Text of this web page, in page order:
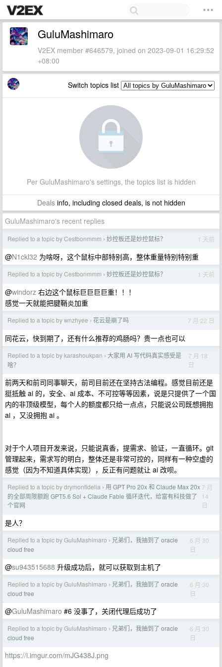
GuluMashimaro
V2EX member #646579, joined on 2023-09-01 16:29:52
+08:00
Switch topics list
Per GuluMashimaro's settings, the topics list is hidden
Dealsinfo, including closed deals, is not hidden
GuluMashimaro's recent replies
Replied to a topic by Cestbonmmm › 妙控板还是妙控鼠标？ 1 天前
@N1ckl32 为啥呀，这个鼠标中部特别高，整体重量特别特别重
Replied to a topic by Cestbonmmm › 妙控板还是妙控鼠标？ 1 天前
@windorz 右边这个鼠标巨巨巨巨重！！！
感觉一天就能把腱鞘炎加重
Replied to a topic by wnzhyee › 花云是崩了吗 7 月 22 日
同花云，快到期了，还有什么推荐的鸡肠吗？贵一点也可以
Replied to a topic by karashoukpan › 大家用 AI 写代码真实感受是
啥？
7 月 18
日
前两天和前司同事聊天，前司目前还在坚持古法编程。感觉目前还是
挺抵触 ai 的，安全、ai 成本、不可控等等因素，说是只提供了一个国
内的非顶级模型，每个人的额度都只给一点点，只能说公司既想拥抱
ai ，又没拥抱 ai 。
对于个人项目开发来说，只能说真香，提需求、验证，一直循环。git
管理起来，需求写的明白，整体还是非常可控的，同样有一种空虚的
感觉（因为不知道具体实现），反正有问题就让 ai 改呗。
Replied to a topic by drymonfidelia › 用 GPT Pro 20x 和 Claude Max 20x
的全部周限额跑 GPT5.6 Sol + Claude Fable 循环迭代，给富有科技做了
个官网
7 月
14
日
是人？
Replied to a topic by GuluMashimaro › 兄弟们，我抽到了 oracle
cloud free
6 月 30
日
@su943515688 升级成功后，就可以获取到主机了
Replied to a topic by GuluMashimaro › 兄弟们，我抽到了 oracle
cloud free
6 月 30
日
@GuluMashimaro #6 没事了，关闭代理后成功了
Replied to a topic by GuluMashimaro › 兄弟们，我抽到了 oracle
cloud free
6 月 30
日
https://i.imgur.com/mJG438J.png